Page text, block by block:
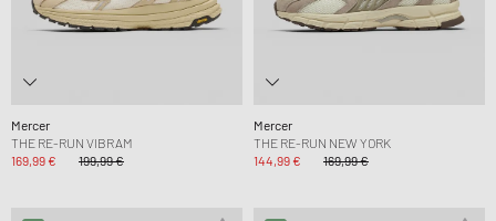
Mercer
THE RE-RUN VIBRAM
169,99 €
199,99 €
Mercer
THE RE-RUN NEW YORK
144,99 €
169,99 €